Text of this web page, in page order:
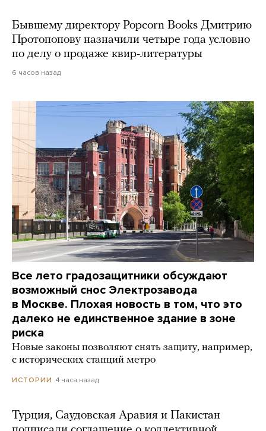
Бывшему директору Popcorn Books Дмитрию
Протопопову назначили четыре года условно
по делу о продаже квир-литературы
6 часов назад
Все лето градозащитники обсуждают
возможный снос Электрозавода
в Москве. Плохая новость в том, что это
далеко не единственное здание в зоне
риска
Новые законы позволяют снять защиту, например,
с исторических станций метро
ИСТОРИИ 4 часа назад
Турция, Саудовская Аравия и Пакистан